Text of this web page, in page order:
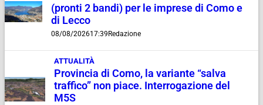
(pronti 2 bandi) per le imprese di Como e
di Lecco
08/08/202617:39 Redazione
ATTUALITÀ
Provincia di Como, la variante “salva
traffico” non piace. Interrogazione del
M5S